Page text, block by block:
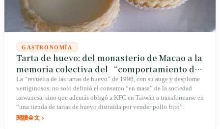
GASTRONOMÍA
Tarta de huevo: del monasterio de Macao a la
memoria colectiva del “comportamiento de
rebaño” en Taiwán
La “revuelta de las tartas de huevo” de 1998, con su auge y desplome
vertiginosos, no solo definió el consumo “en masa” de la sociedad
taiwanesa, sino que además obligó a KFC en Taiwán a transformarse en
“una tienda de tartas de huevo distraída por vender pollo frito”.
閱讀全文